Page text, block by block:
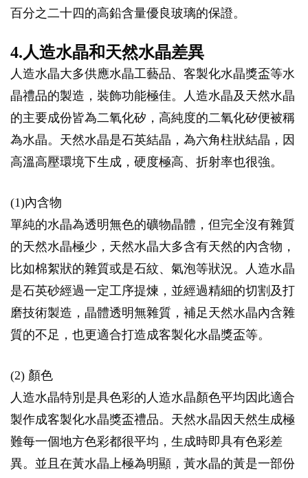
百分之二十四的高鉛含量優良玻璃的保證。
4.人造水晶和天然水晶差異
人造水晶大多供應水晶工藝品、客製化水晶獎盃等水
晶禮品的製造，裝飾功能極佳。人造水晶及天然水晶
的主要成份皆為二氧化矽，高純度的二氧化矽便被稱
為水晶。天然水晶是石英結晶，為六角柱狀結晶，因
高溫高壓環境下生成，硬度極高、折射率也很強。
(1)內含物
單純的水晶為透明無色的礦物晶體，但完全沒有雜質
的天然水晶極少，天然水晶大多含有天然的內含物，
比如棉絮狀的雜質或是石紋、氣泡等狀況。人造水晶
是石英砂經過一定工序提煉，並經過精細的切割及打
磨技術製造，晶體透明無雜質，補足天然水晶內含雜
質的不足，也更適合打造成客製化水晶獎盃等。
(2) 顏色
人造水晶特別是具色彩的人造水晶顏色平均因此適合
製作成客製化水晶獎盃禮品。天然水晶因天然生成極
難每一個地方色彩都很平均，生成時即具有色彩差
異。並且在黃水晶上極為明顯，黃水晶的黃是一部份